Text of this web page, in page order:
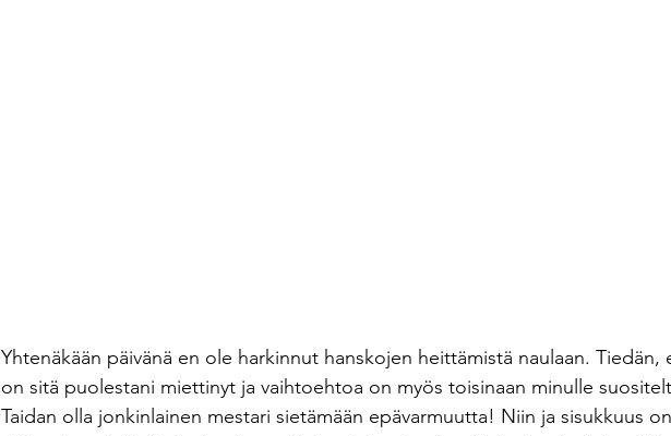
Yhtenäkään päivänä en ole harkinnut hanskojen heittämistä naulaan. Tiedän,
on sitä puolestani miettinyt ja vaihtoehtoa on myös toisinaan minulle
Taidan olla jonkinlainen mestari sietämään epävarmuutta! Niin ja sisukkuus